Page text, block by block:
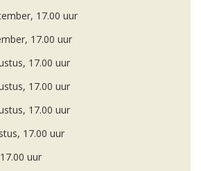
17.00 uur
17.00 uur
17.00 uur
17.00 uur
17.00 uur
17.00 uur
uur